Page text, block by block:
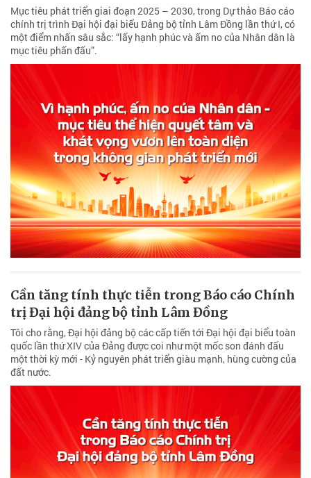
Mục tiêu phát triển giai đoạn 2025 – 2030, trong Dự thảo Báo cáo
chính trị trình Đại hội đại biểu Đảng bộ tỉnh Lâm Đồng lần thứ I, có
một điểm nhấn sâu sắc: “lấy hạnh phúc và ấm no của Nhân dân là
mục tiêu phấn đấu”.
Cần tăng tính thực tiễn trong Báo cáo Chính
trị Đại hội đảng bộ tỉnh Lâm Đồng
Tôi cho rằng, Đại hội đảng bộ các cấp tiến tới Đại hội đại biểu toàn
quốc lần thứ XIV của Đảng được coi như một mốc son đánh đấu
một thời kỳ mới - Kỷ nguyên phát triển giàu mạnh, hùng cường của
đất nước.